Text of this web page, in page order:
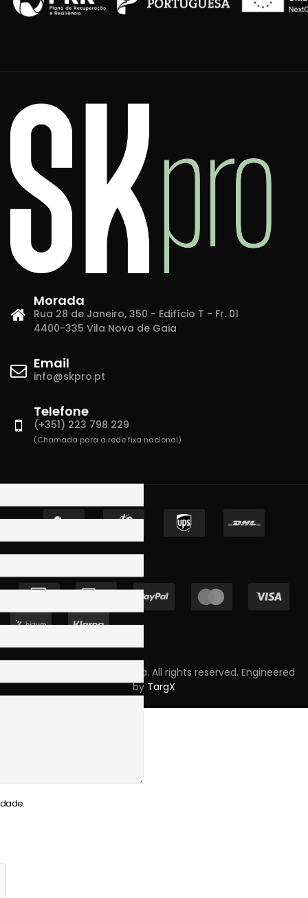
Morada
Rua 28 de Janeiro, 350 - Edifício T - Fr. 01
4400-335 Vila Nova de Gaia
Email
info@skpro.pt
Telefone
(+351) 223 798 229
(Chamada para a rede fixa nacional)
Copyright © 2023 Skpro, Lda. All rights reserved. Engineered
by TargX